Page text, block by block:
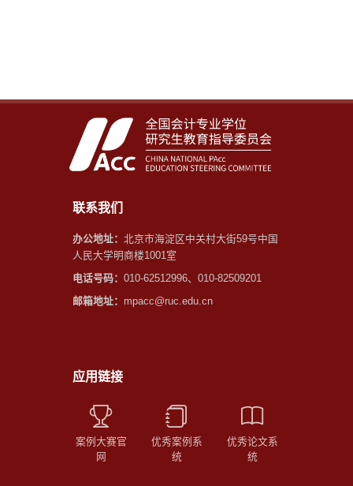
联系我们
办公地址： 北京市海淀区中关村大街59号中国
人民大学明商楼1001室
电话号码： 010-62512996、010-82509201
邮箱地址： mpacc@ruc.edu.cn
应用链接
案例大赛官
网
优秀案例系
统
优秀论文系
统